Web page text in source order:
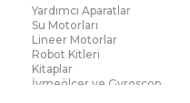
Yardımcı Aparatlar
Su Motorları
Lineer Motorlar
Robot Kitleri
Kitaplar
İvmeölçer ve Gyroscop